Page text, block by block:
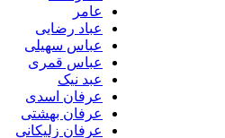
عباد رضایی
عباس سهیلی
عباس قمری
عبد نیک
عرفان اسدی
عرفان بهشتی
عرفان زلیکانی